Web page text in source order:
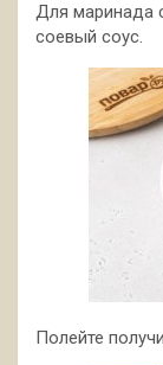
Для маринада
соевый соус.
Полейте